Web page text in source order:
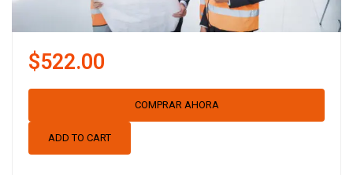
$522.00
COMPRAR AHORA
ADD TO CART